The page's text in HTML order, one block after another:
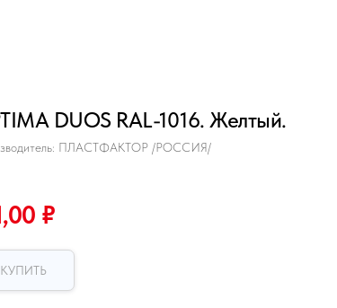
DUOS RAL-1016. Желтый.
ПЛАСТФАКТОР /РОССИЯ/
₽
КУПИТЬ